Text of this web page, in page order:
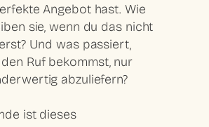
Angebot hast. Wie
sie, wenn du das nicht
Und was passiert,
Ruf bekommst, nur
abzuliefern?
ist dieses